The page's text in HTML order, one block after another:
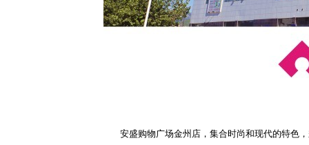
安盛购物广场金州店，集合时尚和现代的特色，